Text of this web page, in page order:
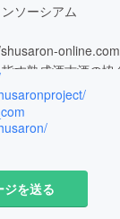
ソーシアム
す熟成酒古酒の協
を図る。
ジを送る